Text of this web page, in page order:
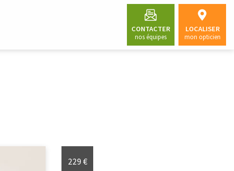
CONTACTER
nos équipes
LOCALISER
mon opticien
229 €